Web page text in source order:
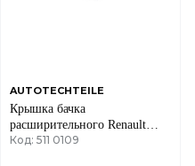
AUTOTECHTEILE
Крышка бачка
расширительного Renault
Kangoo/Trafic 01-
Код: 511 0109